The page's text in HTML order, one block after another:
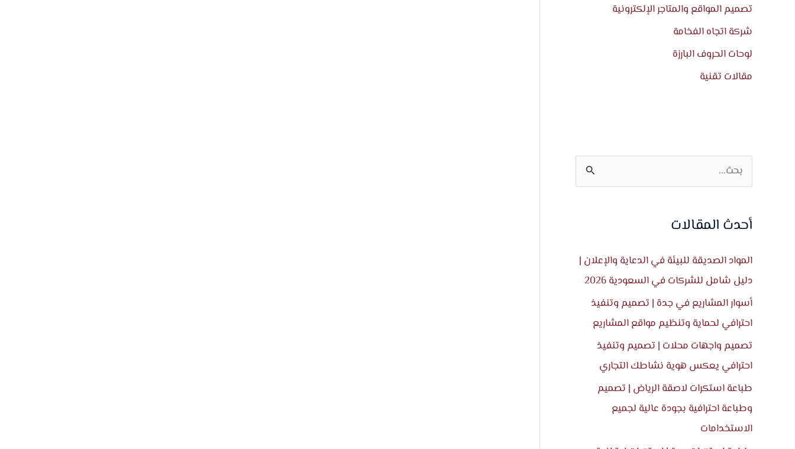
تصميم المواقع والمتاجر الإلكترونية
شركة اتجاه الفخامة
لوحات الحروف البارزة
مقالات تقنية
ب
ح
ث
ن
أحدث المقالات
المواد الصديقة للبيئة في الدعاية والإعلان |
دليل شامل للشركات في السعودية 2026
أسوار المشاريع في جدة | تصميم وتنفيذ
احترافي لحماية وتنظيم مواقع المشاريع
تصميم واجهات محلات | تصميم وتنفيذ
احترافي يعكس هوية نشاطك التجاري
طباعة استكرات لاصقة الرياض | تصميم
وطباعة احترافية بجودة عالية لجميع
الاستخدامات